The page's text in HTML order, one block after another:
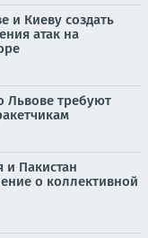
и Киеву создать
атак на
Львове требуют
и Пакистан
о коллективной